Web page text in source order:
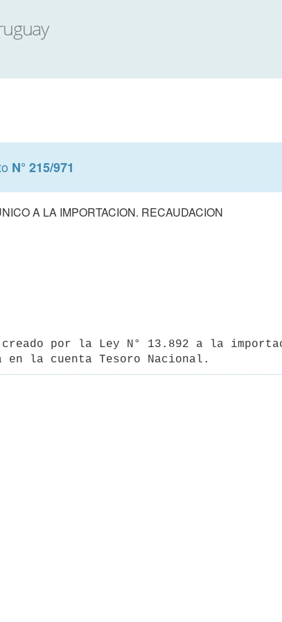
N° 215/971
A LA IMPORTACION. RECAUDACION
por la Ley N° 13.892 a la
en la cuenta Tesoro Nacional.